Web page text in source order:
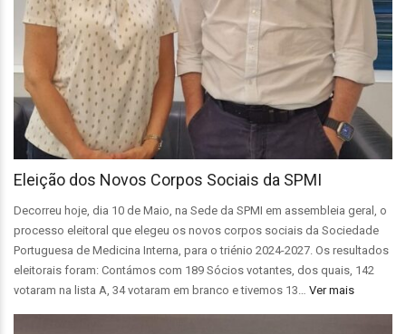
Eleição dos Novos Corpos Sociais da SPMI
Decorreu hoje, dia 10 de Maio, na Sede da SPMI em assembleia geral, o
processo eleitoral que elegeu os novos corpos sociais da Sociedade
Portuguesa de Medicina Interna, para o triénio 2024-2027. Os resultados
eleitorais foram: Contámos com 189 Sócios votantes, dos quais, 142
votaram na lista A, 34 votaram em branco e tivemos 13… Ver mais